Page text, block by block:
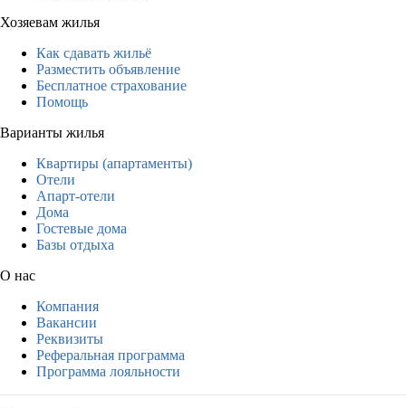
Хозяевам жилья
Как сдавать жильё
Разместить объявление
Бесплатное страхование
Помощь
Варианты жилья
Квартиры (апартаменты)
Отели
Апарт-отели
Дома
Гостевые дома
Базы отдыха
О нас
Компания
Вакансии
Реквизиты
Реферальная программа
Программа лояльности